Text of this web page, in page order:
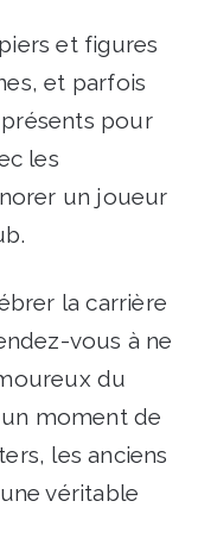
et figures
et parfois
pour
les
un joueur
la carrière
vous à ne
du
moment de
les anciens
véritable